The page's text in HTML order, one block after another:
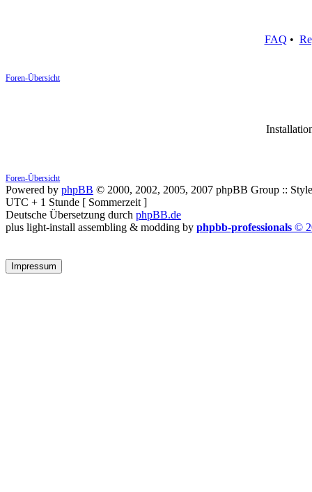
FAQ •
Foren-Übersicht
Foren-Übersicht
Powered by phpBB © 2000, 2002, 2005, 2007 phpBB Group ::
UTC + 1 Stunde [ Sommerzeit ]
Deutsche Übersetzung durch phpBB.de
plus light-install assembling & modding by phpbb-professionals ©